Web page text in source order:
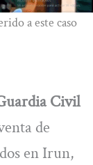
a este caso
Civil
de
en Irun,